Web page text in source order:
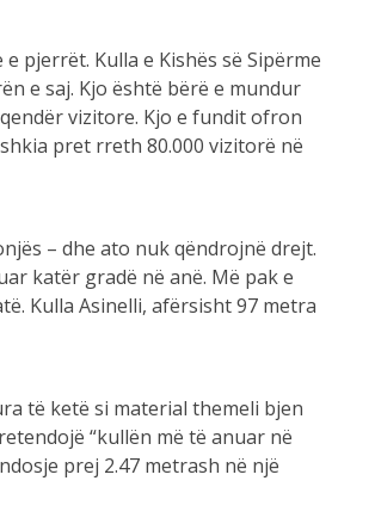
pjerrët. Kulla e Kishës së Sipërme
e saj. Kjo është bërë e mundur
vizitore. Kjo e fundit ofron
pret rreth 80.000 vizitorë në
– dhe ato nuk qëndrojnë drejt.
katër gradë në anë. Më pak e
Kulla Asinelli, afërsisht 97 metra
të ketë si material themeli bjen
“kullën më të anuar në
prej 2.47 metrash në një